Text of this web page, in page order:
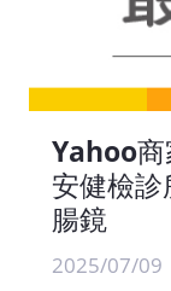
Yahoo商
安健檢
腸鏡
2025/07/09